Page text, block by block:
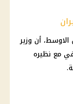
أن وزير
مع نظيره